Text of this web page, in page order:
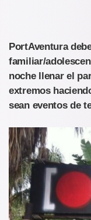
PortAventura
familiar/
noche llenar el
extremos
sean eventos de